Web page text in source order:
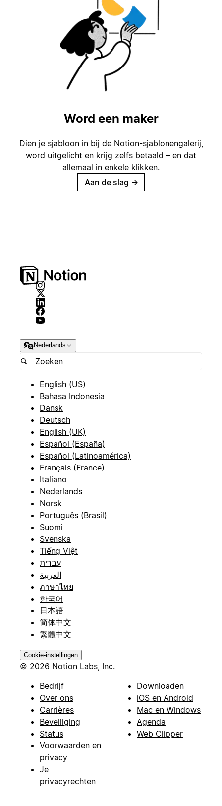
Word een maker
Dien je sjabloon in bij de Notion-sjablonengalerij,
word uitgelicht en krijg zelfs betaald – en dat
allemaal in enkele klikken.
Aan de slag →
Nederlands
English (US)
Bahasa Indonesia
Dansk
Deutsch
English (UK)
Español (España)
Español (Latinoamérica)
Français (France)
Italiano
Nederlands
Norsk
Português (Brasil)
Suomi
Svenska
Tiếng Việt
עברית
العربية
ภาษาไทย
한국어
日本語
简体中文
繁體中文
Cookie-instellingen
© 2026 Notion Labs, Inc.
Bedrijf
Over ons
Carrières
Beveiliging
Status
Voorwaarden en
privacy
Je
privacyrechten
Downloaden
iOS en Android
Mac en Windows
Agenda
Web Clipper